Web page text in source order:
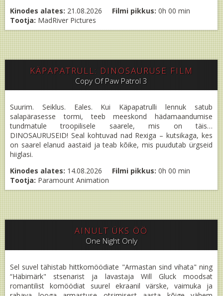
Kinodes alates: 21.08.2026 Filmi pikkus: 0h 00 min
Tootja: MadRiver Pictures
KÄPAPATRULL: DINOSAURUSE FILM
Copy Of Paw Patrol 3
Suurim. Seiklus. Eales. Kui Käpapatrulli lennuk satub
salapärasesse tormi, teeb meeskond hädamaandumise
tundmatule troopilisele saarele, mis on täis…
DINOSAURUSEID! Seal kohtuvad nad Rexiga – kutsikaga, kes
on saarel elanud aastaid ja teab kõike, mis puudutab ürgseid
hiiglasi.
Kinodes alates: 14.08.2026 Filmi pikkus: 0h 00 min
Tootja: Paramount Animation
AINULT ÜKS ÖÖ
One Night Only
Sel suvel tähistab hittkomöödiate "Armastan sind vihata" ning
“Häbimärk" stsenarist ja lavastaja Will Gluck moodsat
romantilist komöödiat suurel ekraanil värske, vaimuka ja